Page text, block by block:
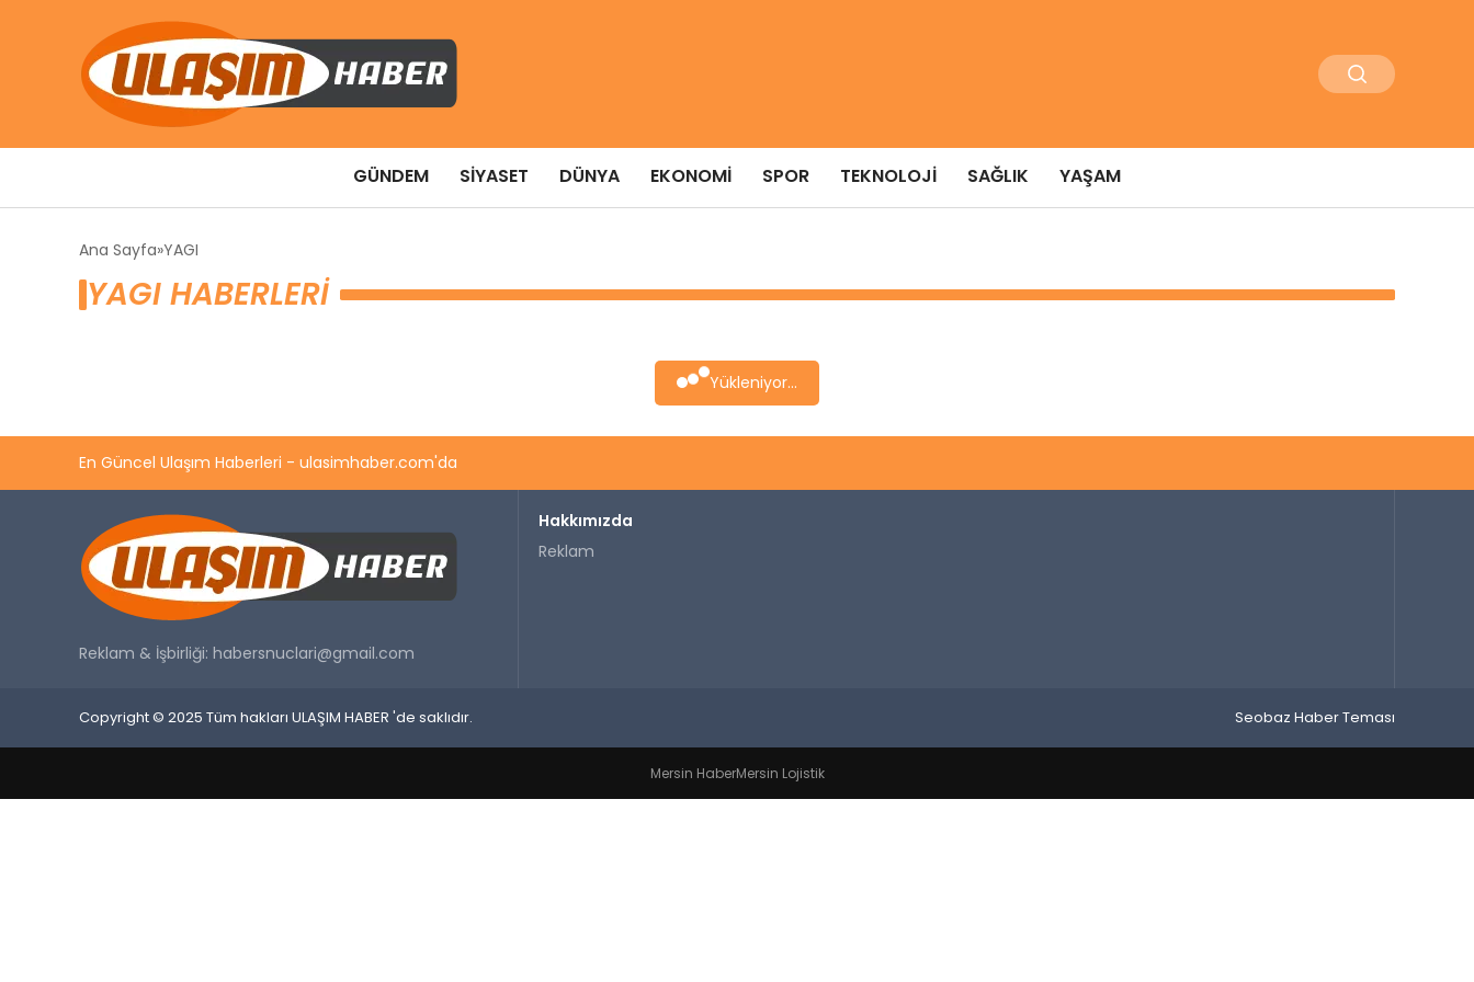
GÜNDEM SIYASET DÜNYA EKONOMI SPOR TEKNOLOJI SAĞLIK YAŞAM
Ana Sayfa YAGI
YAGI HABERLERI
Yükleniyor...
En Güncel Ulaşım Haberleri - ulasimhaber.com'da
Reklam & İşbirliği: habersnuclari@gmail.com
Hakkımızda
Reklam
Copyright © 2025 Tüm hakları ULAŞIM HABER 'de saklıdır. Seobaz Haber Teması
Mersin HaberMersin Lojistik